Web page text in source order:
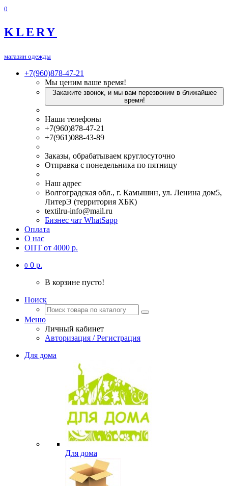
0
KLERY
магазин одежды
+7(960)878-47-21
Мы ценим ваше время!
Закажите звонок, и мы вам перезвоним в ближайшее
время!
Наши телефоны
+7(960)878-47-21
+7(961)088-43-89
Заказы, обрабатываем круглосуточно
Отправка с понедельника по пятницу
Наш адрес
Волгоградская обл., г. Камышин, ул. Ленина дом5,
ЛитерЭ (территория ХБК)
textilru-info@mail.ru
Бизнес чат WhatSapp
Оплата
О нас
ОПТ от 4000 р.
0 0 р.
В корзине пусто!
Поиск
Меню
Личный кабинет
Авторизация / Регистрация
Для дома
Для дома